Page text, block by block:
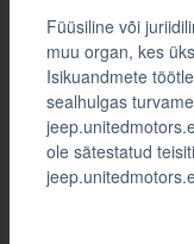
Füüsiline või
muu organ, kes
Isikuandmete
sealhulgas
ole sätestatud